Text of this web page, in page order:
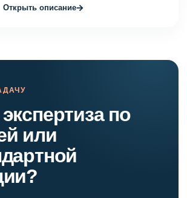
Открыть описание→
по
или